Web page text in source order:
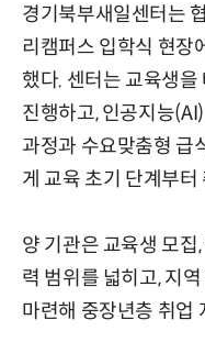
경기북부새일센터는
리캠퍼스 입학식 현장
했다. 센터는 교육생
진행하고, 인공지능
과정과 수요맞춤형 급
게 교육 초기 단계부
양 기관은 교육생 모집
력 범위를 넓히고, 지
마련해 중장년층 취업